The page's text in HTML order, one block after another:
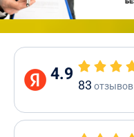
4.9
83 отзывов